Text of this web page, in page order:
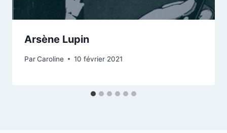
Arsène Lupin
ParCaroline 10 février 2021